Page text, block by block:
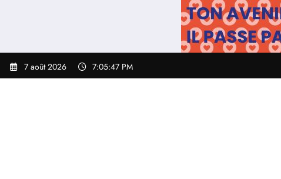
7 août 2026 7:05:48 PM